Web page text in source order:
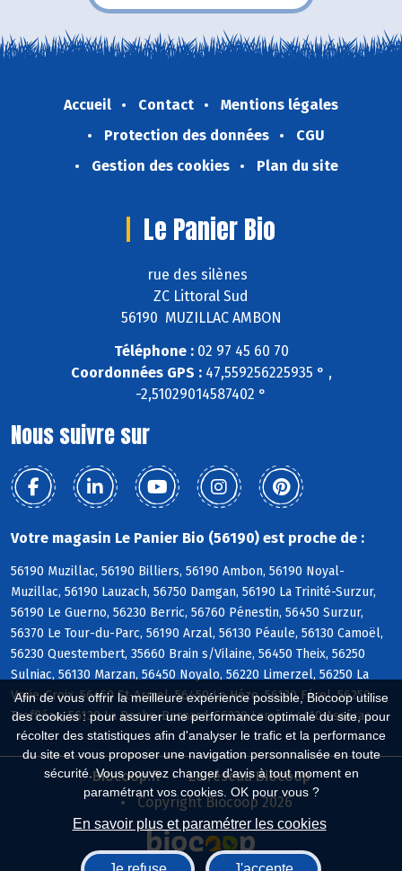
Afin de vous offrir la meilleure expérience possible, Biocoop utilise
des cookies : pour assurer une performance optimale du site, pour
récolter des statistiques afin d'analyser le trafic et la performance
du site et vous proposer une navigation personnalisée en toute
sécurité. Vous pouvez changer d'avis à tout moment en
paramétrant vos cookies. OK pour vous ?
En savoir plus et paramétrer les cookies
Accueil Contact
Mentions légales
Protection des données
CGU
Gestion des cookies
Plan du site
Le Panier Bio
rue des silènes
ZC Littoral Sud
56190 MUZILLAC AMBON
Téléphone :02 97 45 60 70
Coordonnées GPS :47,559256225935 ° ,
-2,51029014587402 °
Nous suivre sur
Votre magasin Le Panier Bio (56190) est proche de :
56190 Muzillac, 56190 Billiers, 56190 Ambon, 56190 Noyal-
Muzillac, 56190 Lauzach, 56750 Damgan, 56190 La Trinité-Surzur,
56190 Le Guerno, 56230 Berric, 56760 Pénestin, 56450 Surzur,
56370 Le Tour-du-Parc, 56190 Arzal, 56130 Péaule, 56130 Camoël,
56230 Questembert, 35660 Brain s/Vilaine, 56450 Theix, 56250
Sulniac, 56130 Marzan, 56450 Noyalo, 56220 Limerzel, 56250 La
Vraie-Croix, 56450 St-Armel, 56450 Le Hézo, 56130 Férel, 56250
Treffléan, 56130 La Roche-Bernard, 56230 Larré, 44410 Assérac
Biocoop.fr
Le réseau Biocoop
Copyright Biocoop 2026